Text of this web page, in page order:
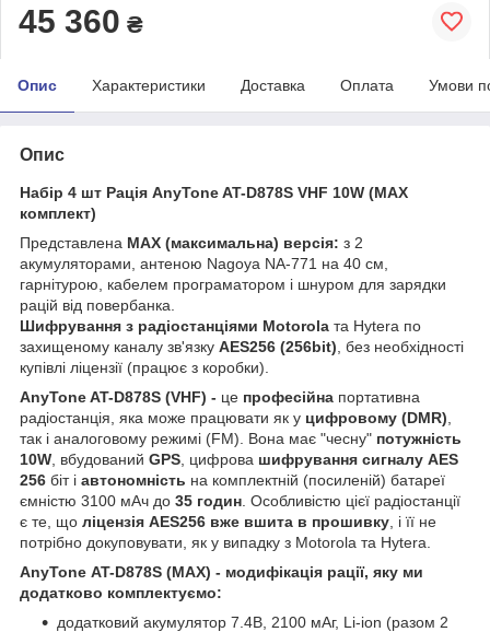
45 360 ₴
Опис Характеристики Доставка Оплата Умови
Опис
Набір 4 шт Рація AnyTone AT-D878S VHF 10W (MAX
комплект)
Представлена МАХ (максимальна) версія: з 2
акумуляторами, антеною Nagoya NA-771 на 40 см,
гарнітурою, кабелем програматором і шнуром для зарядки
рацій від повербанка.
Шифрування з радіостанціями Motorola та Hytera по
захищеному каналу зв'язку AES256 (256bit) , без необхідності
купівлі ліцензії (працює з коробки).
AnyTone AT-D878S (VHF) - це професійна портативна
радіостанція, яка може працювати як у цифровому (DMR)
так і аналоговому режимі (FM). Вона має "чесну" потужність
10W , вбудований GPS , цифрова шифрування сигналу AES
256 біт і автономність на комплектній (посиленій) батареї
ємністю 3100 мАч до 35 годин . Особливістю цієї радіостанції
є те, що ліцензія AES256 вже вшита в прошивку , і її не
потрібно докуповувати, як у випадку з Motorola та Hytera.
AnyTone AT-D878S (МАХ) - модифікація рації, яку ми
додатково комплектуємо:
додатковий акумулятор 7.4В, 2100 мАг, Li-ion (разом 2